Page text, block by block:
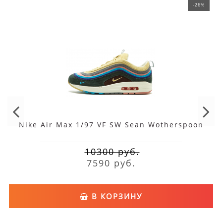
-26%
Nike Air Max 1/97 VF SW Sean Wotherspoon
10300 руб.
7590 руб.
В КОРЗИНУ